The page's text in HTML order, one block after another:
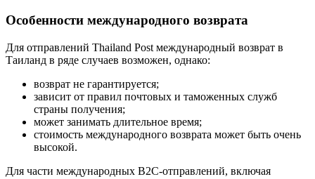
Особенности международного возврата
Для отправлений Thailand Post международный возврат в
Таиланд в ряде случаев возможен, однако:
возврат не гарантируется;
зависит от правил почтовых и таможенных служб
страны получения;
может занимать длительное время;
стоимость международного возврата может быть очень
высокой.
Для части международных B2C-отправлений, включая